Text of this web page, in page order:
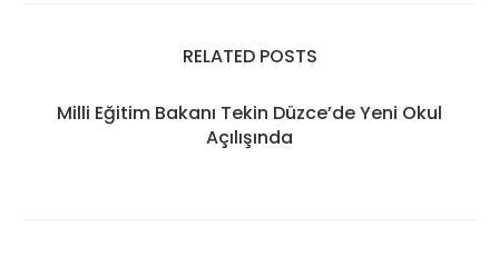
RELATED POSTS
Milli Eğitim Bakanı Tekin Düzce’de Yeni Okul
Açılışında